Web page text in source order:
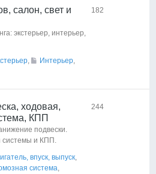
салон, свет и
экстерьер, интерьер,
, Интерьер,
182
ходовая,
КПП
подвески.
системы и КПП.
впуск, выпуск,
система,
244